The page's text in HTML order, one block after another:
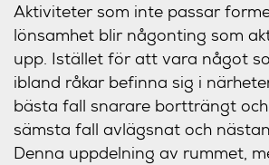
Aktiviteter som inte passar
lönsamhet blir någonting som
upp. Istället för att vara något
ibland råkar befinna sig i
bästa fall snarare bortträngt
sämsta fall avlägsnat och
Denna uppdelning av rummet,